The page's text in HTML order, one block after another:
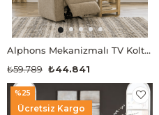
Alphons Mekanizmalı TV Koltuğu
₺44.841
₺59.789
Ücretsiz Kargo
%25